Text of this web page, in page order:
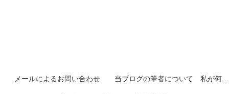
メールによるお問い合わせ 当ブログの筆者について 私が何者なのかを紹介します